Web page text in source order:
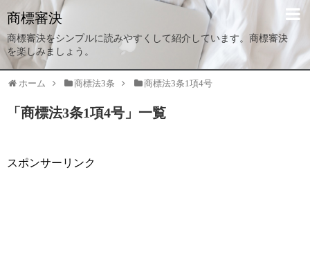
商標審決
商標審決をシンプルに読みやすくして紹介しています。商標審決
を楽しみましょう。
ホーム 商標法3条 商標法3条1項4号
「 商標法3条1項4号 」 一覧
スポンサーリンク